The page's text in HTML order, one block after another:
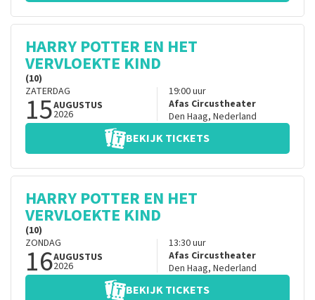
HARRY POTTER EN HET
VERVLOEKTE KIND
(10)
ZATERDAG
15AUGUSTUS
2026
19:00uur
Afas Circustheater
Den Haag, Nederland
BEKIJK TICKETS
HARRY POTTER EN HET
VERVLOEKTE KIND
(10)
ZONDAG
16AUGUSTUS
2026
13:30uur
Afas Circustheater
Den Haag, Nederland
BEKIJK TICKETS